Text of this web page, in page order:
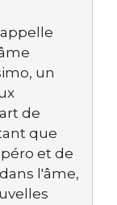
un
de
que
et de
l'âme,